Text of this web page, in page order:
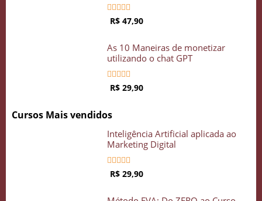
    
R$ 47,90
As 10 Maneiras de monetizar
utilizando o chat GPT
    
R$ 29,90
Cursos Mais vendidos
Inteligência Artificial aplicada ao
Marketing Digital
    
R$ 29,90